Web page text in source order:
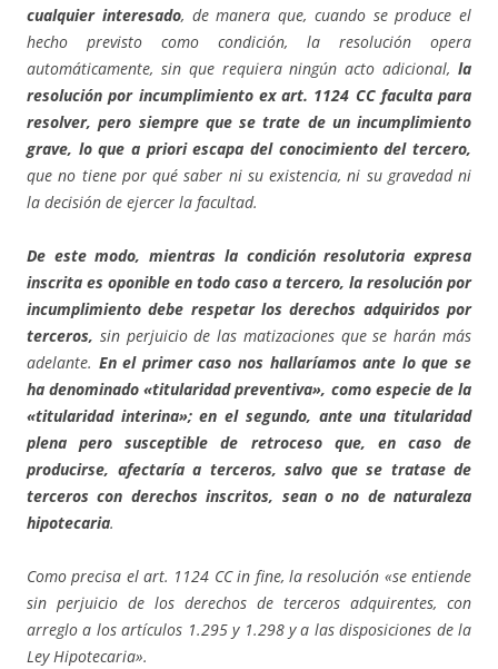
cualquier interesado, de manera que, cuando se produce el
hecho previsto como condición, la resolución opera
automáticamente, sin que requiera ningún acto adicional, la
resolución por incumplimiento ex art. 1124 CC faculta para
resolver, pero siempre que se trate de un incumplimiento
grave, lo que a priori escapa del conocimiento del tercero,
que no tiene por qué saber ni su existencia, ni su gravedad ni
la decisión de ejercer la facultad.
De este modo, mientras la condición resolutoria expresa
inscrita es oponible en todo caso a tercero, la resolución por
incumplimiento debe respetar los derechos adquiridos por
terceros, sin perjuicio de las matizaciones que se harán más
adelante. En el primer caso nos hallaríamos ante lo que se
ha denominado «titularidad preventiva», como especie de la
«titularidad interina»; en el segundo, ante una titularidad
plena pero susceptible de retroceso que, en caso de
producirse, afectaría a terceros, salvo que se tratase de
terceros con derechos inscritos, sean o no de naturaleza
hipotecaria.
Como precisa el art. 1124 CC in fine, la resolución «se entiende
sin perjuicio de los derechos de terceros adquirentes, con
arreglo a los artículos 1.295 y 1.298 y a las disposiciones de la
Ley Hipotecaria».